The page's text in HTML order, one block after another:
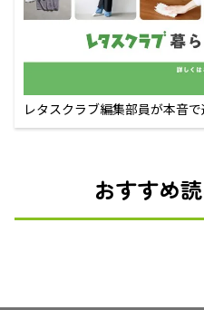
レタスクラブ編集部員が本音
おすすめ